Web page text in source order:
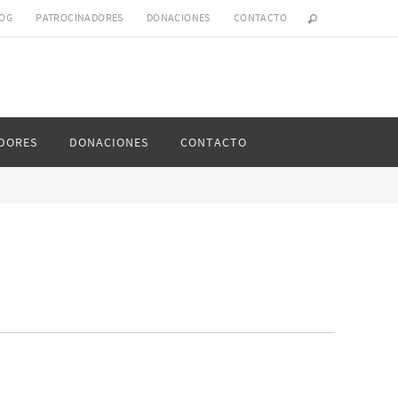
PATROCINADORES DONACIONES CONTACTO
DONACIONES CONTACTO